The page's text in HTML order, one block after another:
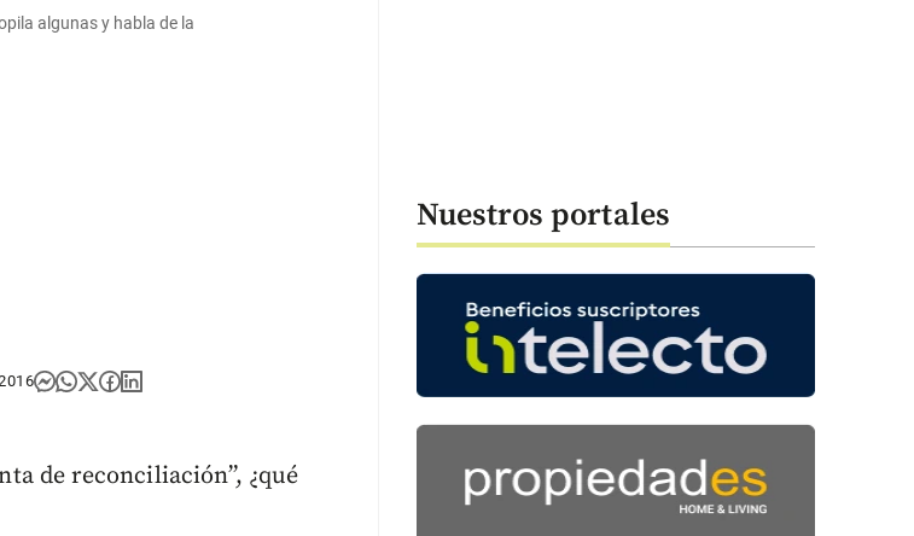
algunas y habla de la
de reconciliación”, ¿qué
Nuestros portales